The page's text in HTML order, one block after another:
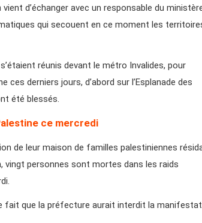
d’échanger avec un responsable du
qui secouent en ce moment les
réunis devant le métro Invalides, pour
derniers jours, d’abord sur l’Esplanade des
été blessés.
ce mercredi
de leur maison de familles palestiniennes
vingt personnes sont mortes dans les raids
fait que la préfecture aurait interdit la